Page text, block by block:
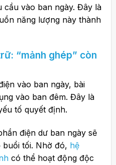
vào ban ngày. Đây là
năng lượng này thành
“mảnh ghép” còn
vào ban ngày, bài
vào ban đêm. Đây là
tố quyết định.
điện dư ban ngày sẽ
tối. Nhờ đó, hệ
có thể hoạt động độc